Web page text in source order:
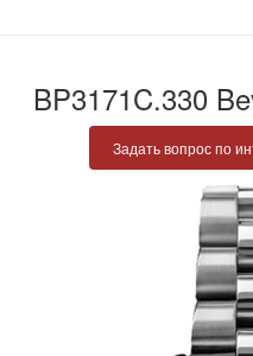
BP3171C.330
Задать вопрос по